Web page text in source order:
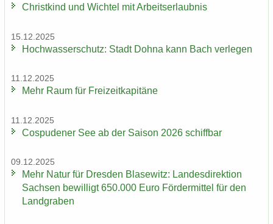
Christ­kind und Wich­tel mit Ar­beits­er­laub­nis
15.12.2025
Hoch­was­ser­schutz: Stadt Dohna kann Bach ver­le­gen
11.12.2025
Mehr Raum für Frei­zeit­ka­pi­tä­ne
11.12.2025
Cos­pu­de­ner See ab der Sai­son 2026 schiff­bar
09.12.2025
Mehr Natur für Dres­den Bla­se­witz: Lan­des­di­rek­ti­on
Sach­sen be­wil­ligt 650.000 Euro För­der­mit­tel für den
Land­gra­ben